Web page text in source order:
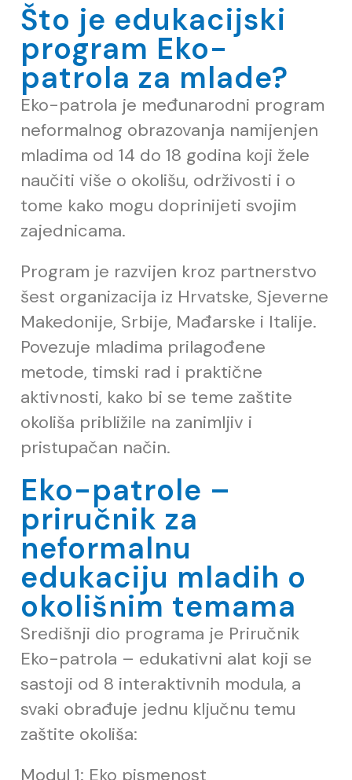
Što je edukacijski
program Eko-
patrola za mlade?
Eko-patrola je međunarodni program
neformalnog obrazovanja namijenjen
mladima od 14 do 18 godina koji žele
naučiti više o okolišu, održivosti i o
tome kako mogu doprinijeti svojim
zajednicama.
Program je razvijen kroz partnerstvo
šest organizacija iz Hrvatske, Sjeverne
Makedonije, Srbije, Mađarske i Italije.
Povezuje mladima prilagođene
metode, timski rad i praktične
aktivnosti, kako bi se teme zaštite
okoliša približile na zanimljiv i
pristupačan način.
Eko-patrole –
priručnik za
neformalnu
edukaciju mladih o
okolišnim temama
Središnji dio programa je Priručnik
Eko-patrola – edukativni alat koji se
sastoji od 8 interaktivnih modula, a
svaki obrađuje jednu ključnu temu
zaštite okoliša:
Modul 1: Eko pismenost